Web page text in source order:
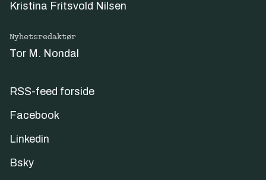
Kristina Fritsvold Nilsen
Nyhetsredaktør
Tor M. Nondal
RSS-feed forside
Facebook
Linkedin
Bsky